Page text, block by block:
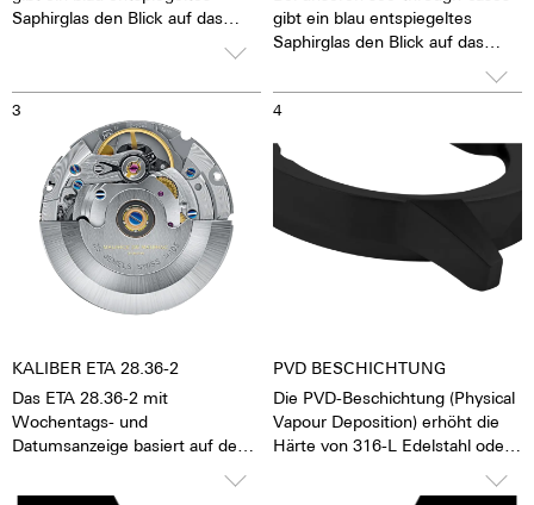
Saphirglas den Blick auf das
mechanischen
Automatikwerkes sehen und
fühlen zu können Die Uhr lebt.
Zusammen mit einem
beschrifteten Rotor wird jede
Uhr zu einem hochemotionalen
Geschenk. Auch an sich selbst.
gibt ein blau entspiegeltes
Saphirglas den Blick auf das
das Gefühl, die Seele des
mechanischen
fühlen zu können Die Uhr lebt.
Zusammen mit einem
beschrifteten Rotor wird jede
Uhr zu einem hochemotionalen
Geschenk. Auch an sich selbst.
3
KALIBER ETA 28.36-2
Das ETA 28.36-2 mit
Wochentags- und
Datumsanzeige basiert auf dem
28.24, dem Arbeitstier mit
4
PVD BESCHICHTUNG
Die PVD-Beschichtung (Physical
Vapour Deposition) erhöht die
Härte von 316-L Edelstahl oder
besonders glatt und die